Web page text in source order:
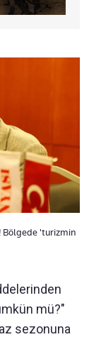
Bölgede 'turizmin
mü?"
sezonuna